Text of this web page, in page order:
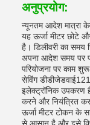
अनुप्रयोग:
न्यूनतम आदेश मात्रा
यह ऊर्जा मीटर छोटे
है। डिलीवरी का समय
अपना आदेश समय पर
परियोजना पर काम
सेविंग
इलेक्ट्रॉनिक उपकरण
करने और नियंत्रित
ऊर्जा मीटर टोकन के